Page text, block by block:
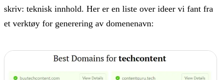
skriv: teknisk innhold. Her er en liste over ideer vi fant fra
et verktøy for generering av domenenavn: